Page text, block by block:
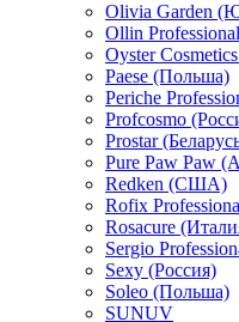
Olivia Garden
Ollin
Oyster
Paese (Польша)
Periche
Profcosmo
Prostar
Pure Paw Paw
Redken (США)
Rofix
Rosacure
Sergio
Sexy (Россия)
Soleo (Польша)
SUNUV